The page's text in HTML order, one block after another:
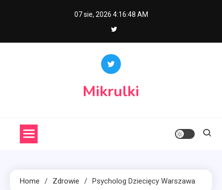
07 sie, 2026 4:16:49 AM
Mikrulki
Home Zdrowie Psycholog Dziecięcy Warszawa